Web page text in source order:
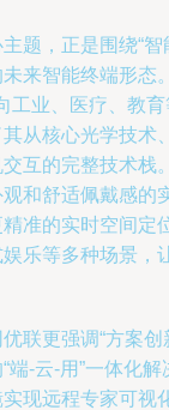
题，正是围绕“智
来智能终端形态
工业、医疗、教
从核心光学技术
互的完整技术栈
和舒适佩戴感的
准的实时空间定
乐等多种场景，
联更强调“方案创
端-云-用”一体化
现远程专家可视